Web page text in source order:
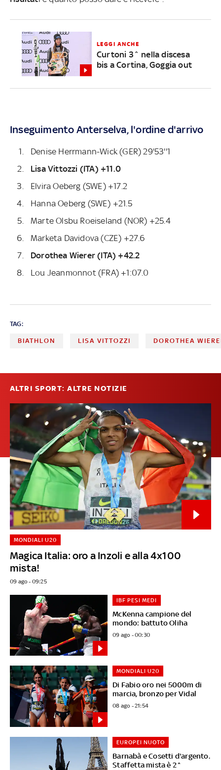
LEGGI ANCHE
Curtoni 3^ nella discesa
bis a Cortina, Goggia out
Inseguimento Anterselva, l'ordine d'arrivo
Denise Herrmann-Wick (GER) 29'53''1
Lisa Vittozzi (ITA) +11.0
Elvira Oeberg (SWE) +17.2
Hanna Oeberg (SWE) +21.5
Marte Olsbu Roeiseland (NOR) +25.4
Marketa Davidova (CZE) +27.6
Dorothea Wierer (ITA) +42.2
Lou Jeanmonnot (FRA) +1:07.0
TAG:
BIATHLON LISA VITTOZZI DOROTHEA
ALTRI SPORT: ALTRE NOTIZIE
Magica Italia: oro a Inzoli e alla 4x100
mista!
MONDIALI U20
09 ago - 09:25
McKenna campione del
mondo: battuto Oliha
IBF PESI MEDI
09 ago - 00:30
Di Fabio oro nei 5000m di
marcia, bronzo per Vidal
MONDIALI U20
08 ago - 21:54
Barnabà e Cosetti d'argento.
Staffetta mista è 2^
EUROPEI NUOTO